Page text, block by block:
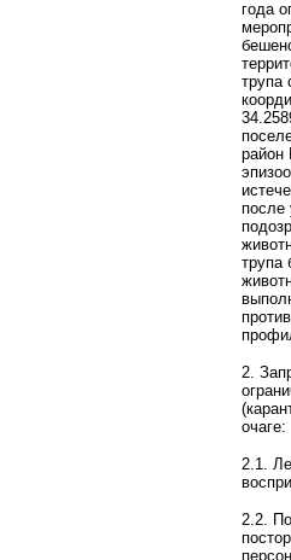
года
трупа
район
после
трупа
2.
очаге:
2.1.
2.2.